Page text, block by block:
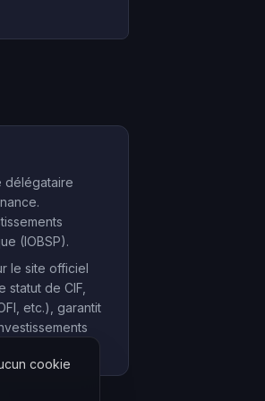
délégataire
(IOBSP).
le site officiel
de CIF,
etc.), garantit
cookie